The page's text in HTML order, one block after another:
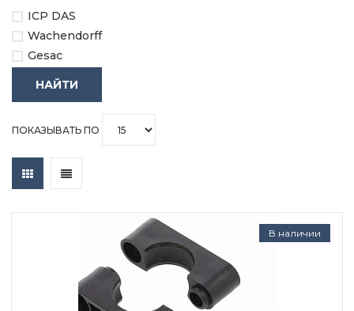
ICP DAS
Wachendorff
Gesac
НАЙТИ
ПОКАЗЫВАТЬ ПО
В наличии